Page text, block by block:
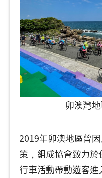
卯澳灣
2019年卯澳地區曾
策，組成協會致力
行車活動帶動遊客